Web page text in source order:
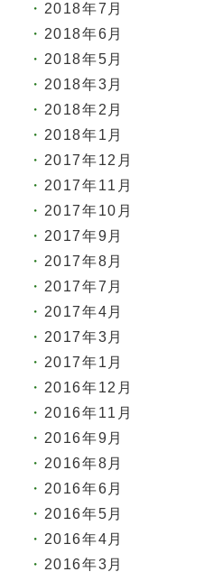
2018年7月
2018年6月
2018年5月
2018年3月
2018年2月
2018年1月
2017年12月
2017年11月
2017年10月
2017年9月
2017年8月
2017年7月
2017年4月
2017年3月
2017年1月
2016年12月
2016年11月
2016年9月
2016年8月
2016年6月
2016年5月
2016年4月
2016年3月